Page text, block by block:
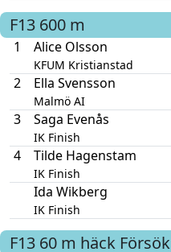
F13 600 m
1
Alice Olsson
KFUM Kristianstad
2 Ella Svensson
Malmö AI
3 Saga Evenås
IK Finish
4 Tilde Hagenstam
IK Finish
Ida Wikberg
IK Finish
F13 60 m häck Försök